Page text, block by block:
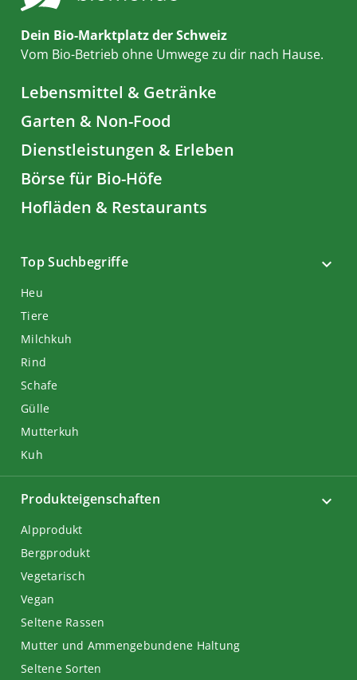
Dein Bio-Marktplatz der Schweiz
Vom Bio-Betrieb ohne Umwege zu dir nach Hause.
Lebensmittel & Getränke
Garten & Non-Food
Dienstleistungen & Erleben
Börse für Bio-Höfe
Hofläden & Restaurants
Top Suchbegriffe
Heu
Tiere
Milchkuh
Rind
Schafe
Gülle
Mutterkuh
Kuh
Produkteigenschaften
Alpprodukt
Bergprodukt
Vegetarisch
Vegan
Seltene Rassen
Mutter und Ammengebundene Haltung
Seltene Sorten